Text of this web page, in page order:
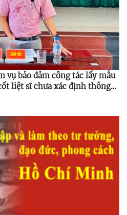
vụ bảo đảm công tác lấy mẫu
liệt sĩ chưa xác định thông